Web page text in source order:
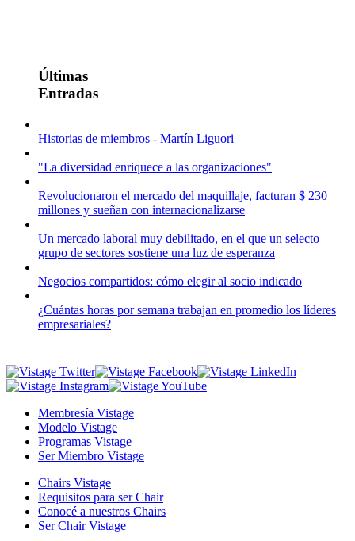
Últimas
Entradas
Historias de miembros - Martín Liguori
"La diversidad enriquece a las organizaciones"
Revolucionaron el mercado del maquillaje, facturan $ 230
millones y sueñan con internacionalizarse
Un mercado laboral muy debilitado, en el que un selecto
grupo de sectores sostiene una luz de esperanza
Negocios compartidos: cómo elegir al socio indicado
¿Cuántas horas por semana trabajan en promedio los líderes
empresariales?
Membresía Vistage
Modelo Vistage
Programas Vistage
Ser Miembro Vistage
Chairs Vistage
Requisitos para ser Chair
Conocé a nuestros Chairs
Ser Chair Vistage